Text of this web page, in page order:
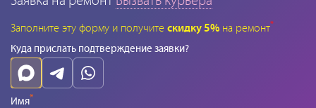
Заполните эту форму и получите скидку 5% на ремонт*
Куда прислать подтверждение заявки?
Имя*